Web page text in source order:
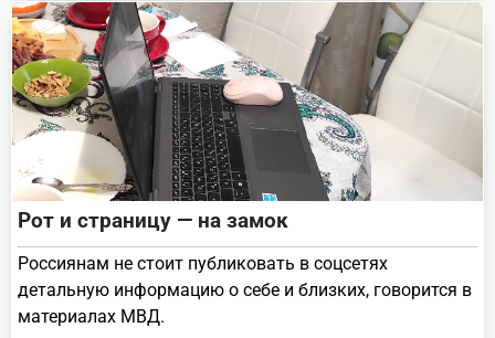
Рот и страницу — на замок
Россиянам не стоит публиковать в соцсетях
детальную информацию о себе и близких, говорится в
материалах МВД.